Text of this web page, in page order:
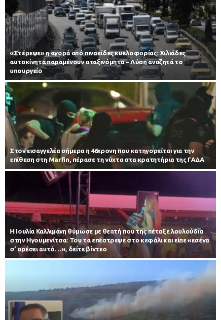
«Στέρεψε» η αγορά από πινακίδες κυκλοφορίας: Χιλιάδες
αυτοκίνητα παραμένουν αταξινόμητα – Λύση αναζητά το
υπουργείο
Στον εισαγγελέα σήμερα η 46χρονη που κατηγορείται για την
επίθεση στη Marfin, πέρασε τη νύχτα στα κρατητήρια της ΓΑΔΑ
Η Ιουλία Καλλιμάνη θύμωσε με θεατή που της πέταξε λουλούδια
στην Ηγουμενίτσα: Του τα επέστρεψε στο κεφάλι και είπε «εσένα
σ’ αρέσει αυτό…», δείτε βίντεο